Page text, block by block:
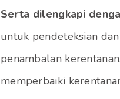
Serta dilengkapi
untuk pendeteksian
penambalan
memperbaiki